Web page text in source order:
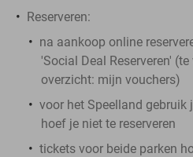
Reserveren:
na aankoop online
'Social Deal Reserveren'
overzicht: mijn vouchers)
voor het Speelland gebruik
hoef je niet te reserveren
tickets voor beide parken